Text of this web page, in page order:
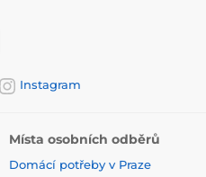
Instagram
Místa osobních odběrů
Domácí potřeby v Praze